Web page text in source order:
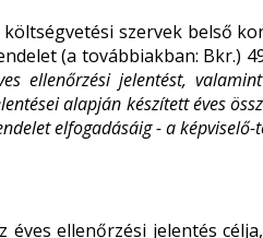
költségvetési szervek belső
(a továbbiakban: Bkr.)
ellenőrzési jelentést,
alapján készített éves
elfogadásáig - a
éves ellenőrzési jelentés